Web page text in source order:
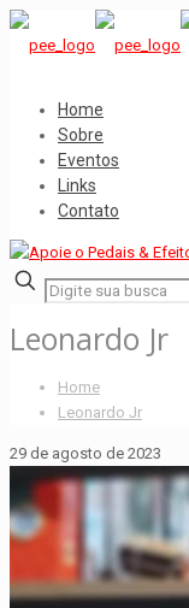
Home
Sobre
Eventos
Links
Contato
Leonardo Jr
Home
Leonardo Jr
29 de agosto de 2023